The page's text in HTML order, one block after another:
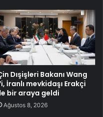
Dışişleri Bakanı Wang
İranlı mevkidaşı Erakçi
bir araya geldi
Ağustos 8, 2026